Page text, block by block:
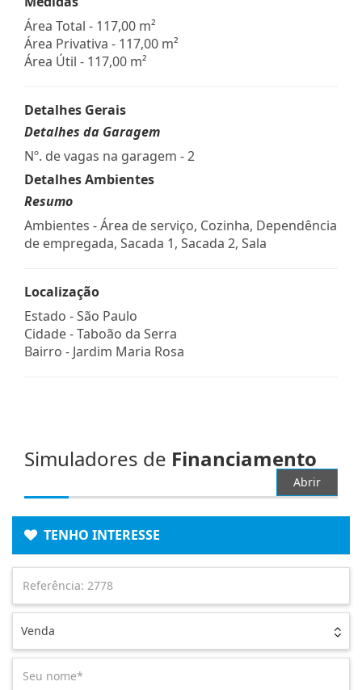
Área Total - 117,00 m²
Área Privativa - 117,00 m²
Área Útil - 117,00 m²
Detalhes Gerais
Detalhes da Garagem
Nº. de vagas na garagem - 2
Detalhes Ambientes
Resumo
Ambientes - Área de serviço, Cozinha, Dependência
de empregada, Sacada 1, Sacada 2, Sala
Localização
Estado -São Paulo
Cidade -Taboão da Serra
Bairro - Jardim Maria Rosa
Simuladores de Financiamento
Abrir
TENHO INTERESSE
Venda